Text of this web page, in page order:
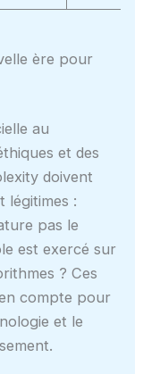
ère pour
au
et des
doivent
légitimes :
pas le
est exercé sur
? Ces
compte pour
et le